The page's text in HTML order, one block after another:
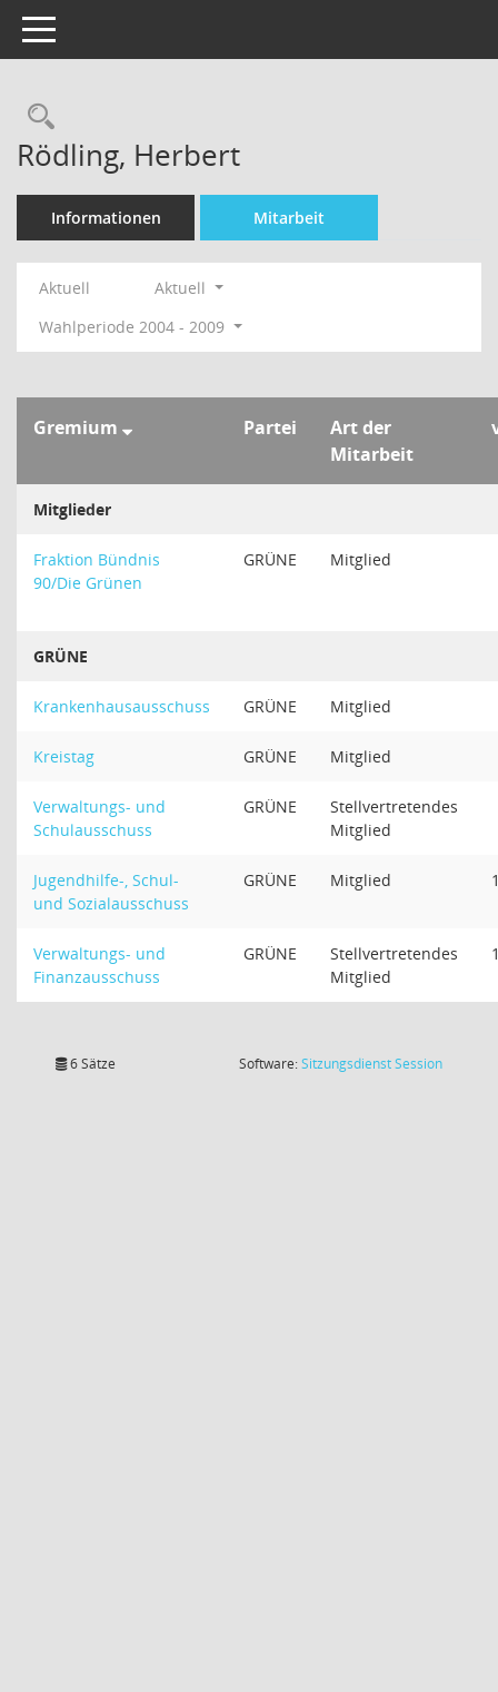
Toggle navigation
Rechercheauswahl
Rödling, Herbert
Informationen Mitarbeit
Aktuell
Aktuell
Wahlperiode 2004 - 2009
Gremium Partei
Art der
Mitarbeit
Mitglieder
Fraktion Bündnis
90/Die Grünen
GRÜNE Mitglied
GRÜNE
Krankenhausausschuss GRÜNE Mitglied
Kreistag GRÜNE Mitglied
Verwaltungs- und
Schulausschuss
GRÜNE
Stellvertretendes
Mitglied
Jugendhilfe-, Schul-
und Sozialausschuss
GRÜNE Mitglied
Verwaltungs- und
Finanzausschuss
GRÜNE
Stellvertretendes
Mitglied
6 Sätze Software:SitzungsdienstSession(Wird in